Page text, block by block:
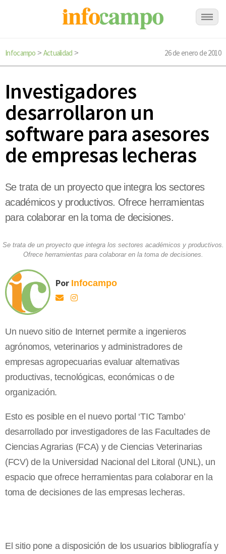
Infocampo > Actualidad > 26 de enero de 2010
Investigadores
desarrollaron un
software para asesores
de empresas lecheras
Se trata de un proyecto que integra los sectores
académicos y productivos. Ofrece herramientas
para colaborar en la toma de decisiones.
Se trata de un proyecto que integra los sectores académicos y productivos.
Ofrece herramientas para colaborar en la toma de decisiones.
Por Infocampo
Un nuevo sitio de Internet permite a ingenieros
agrónomos, veterinarios y administradores de
empresas agropecuarias evaluar alternativas
productivas, tecnológicas, económicas o de
organización.
Esto es posible en el nuevo portal ‘TIC Tambo’
desarrollado por investigadores de las Facultades de
Ciencias Agrarias (FCA) y de Ciencias Veterinarias
(FCV) de la Universidad Nacional del Litoral (UNL), un
espacio que ofrece herramientas para colaborar en la
toma de decisiones de las empresas lecheras.
El sitio pone a disposición de los usuarios bibliografía y